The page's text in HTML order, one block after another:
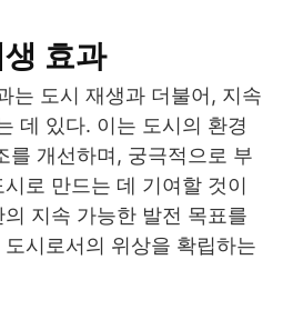
효과
는 도시 재생과 더불어, 지속
데 있다. 이는 도시의 환경
를 개선하며, 궁극적으로 부
로 만드는 데 기여할 것이
지속 가능한 발전 목표를
시로서의 위상을 확립하는